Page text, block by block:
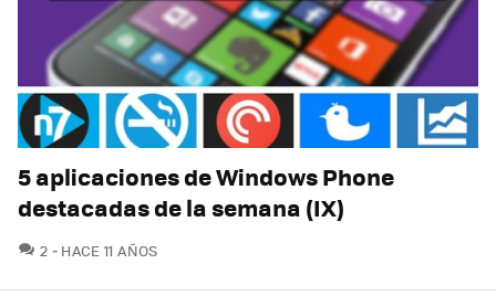
5 aplicaciones de Windows Phone
destacadas de la semana (IX)
2 COMENTARIOS
HACE 11 AÑOS